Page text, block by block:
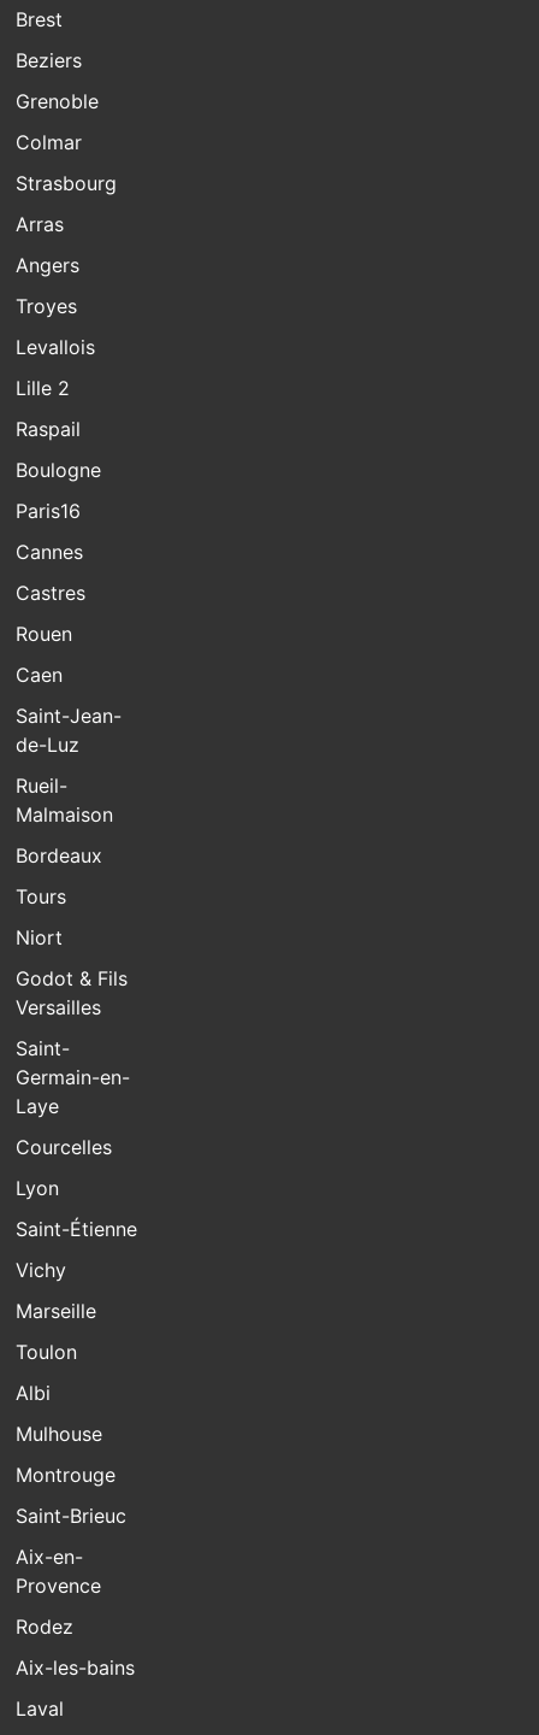
Brest
Beziers
Grenoble
Colmar
Strasbourg
Arras
Angers
Troyes
Levallois
Lille 2
Raspail
Boulogne
Paris16
Cannes
Castres
Rouen
Caen
Saint-Jean-
de-Luz
Rueil-
Malmaison
Bordeaux
Tours
Niort
Godot & Fils
Versailles
Saint-
Germain-en-
Laye
Courcelles
Lyon
Saint-Étienne
Vichy
Marseille
Toulon
Albi
Mulhouse
Montrouge
Saint-Brieuc
Aix-en-
Provence
Rodez
Aix-les-bains
Laval